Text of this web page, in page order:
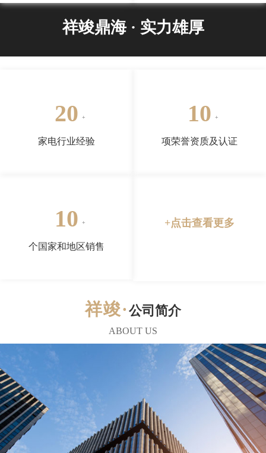
祥竣鼎海 · 实力雄厚
20
家电行业经验
10
项荣誉资质及认证
10
个国家和地区销售
+点击查看更多
公司简介